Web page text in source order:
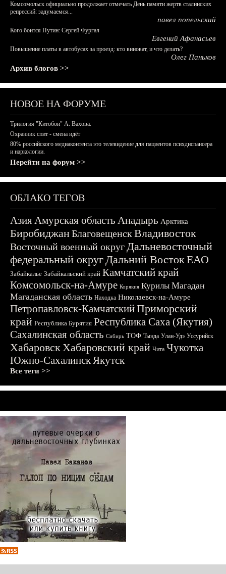
Комсомольск официально продолжает отмечать День памяти жертв сталинских
репрессий: задумаемся...
павел попельский
Кого боится Путин: Сергей Фургал
Евгений Афанасьев
Повышение платы в автобусах за проезд: кто виноват, и что делать?
Олег Паньков
Архив блогов >>
НОВОЕ НА ФОРУМЕ
Трилогия "Китобои" А. Вахова.
Охранник спит - смена идёт
80% российского медиаконтента это телевидение для пациентов психдиспансера
и наркологии.
Перейти на форум >>
ОБЛАКО ТЕГОВ
АзияАмурская область Анадырь Арктика
БиробиджанБлаговещенскВладивосток
Восточный военный округДальневосточный
федеральный округДальний ВостокЕАО
Забайкалье Забайкальский край Камчатский край
Комсомольск-на-Амуре Корякия Курилы Магадан
Магаданская область Находка Николаевск-на-Амуре
Петропавловск-КамчатскийПриморский
край Республика Бурятия Республика Саха (Якутия)
Сахалинская область Сибирь ТОФ Тында Улан-Удэ Уссурийск
ХабаровскХабаровский край Чита Чукотка
Южно-СахалинскЯкутск
Все теги >>